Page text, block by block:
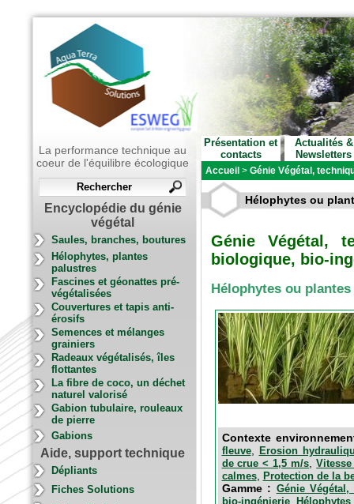
La performance technique au
coeur de l'équilibre écologique
Encyclopédie du génie
végétal
Saules, branches, boutures
Hélophytes, plantes
palustres
Fascines et géonattes pré-
végétalisées
Couvertures et tapis anti-
érosifs
Semences et mélanges
grainiers
Radeaux végétalisés, îles
flottantes
La fibre de coco, un déchet
naturel valorisé
Gabion tubulaire, rouleaux
de pierre
Gabions
Aide, support technique
Dépliants
Fiches Solutions
Présentation et
contacts
Actualités &
Newsletters
Accueil > Génie Végétal,
Hélophytes ou
Génie Végétal,
biologique, bio-
Hélophytes ou
Contexte
fleuve, Erosion
de crue < 1,5 m/s ,
calmes, Protection de la
Gamme : Génie
bio-ingénierie,